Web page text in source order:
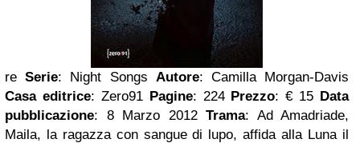
re Serie: Night Songs Autore: Camilla Morgan-Davis
Casa editrice: Zero91 Pagine: 224 Prezzo: € 15 Data
pubblicazione: 8 Marzo 2012 Trama: Ad Amadriade,
Maila, la ragazza con sangue di lupo, affida alla Luna il